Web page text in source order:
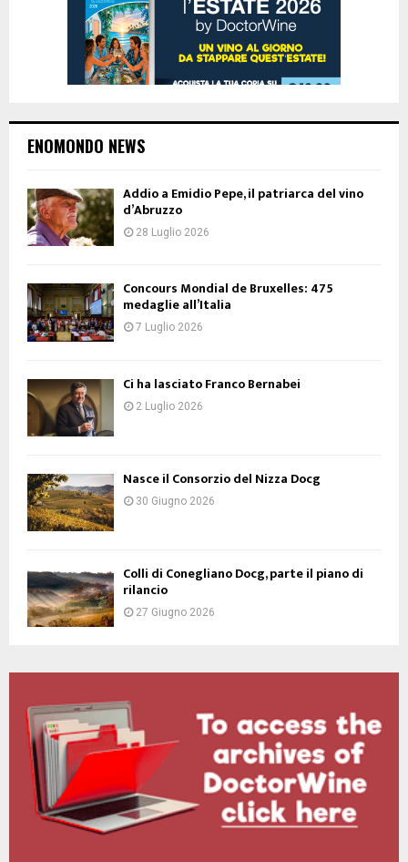
ENOMONDO NEWS
Addio a Emidio Pepe, il patriarca del vino
d’Abruzzo
28 Luglio 2026
Concours Mondial de Bruxelles: 475
medaglie all’Italia
7 Luglio 2026
Ci ha lasciato Franco Bernabei
2 Luglio 2026
Nasce il Consorzio del Nizza Docg
30 Giugno 2026
Colli di Conegliano Docg, parte il piano di
rilancio
27 Giugno 2026